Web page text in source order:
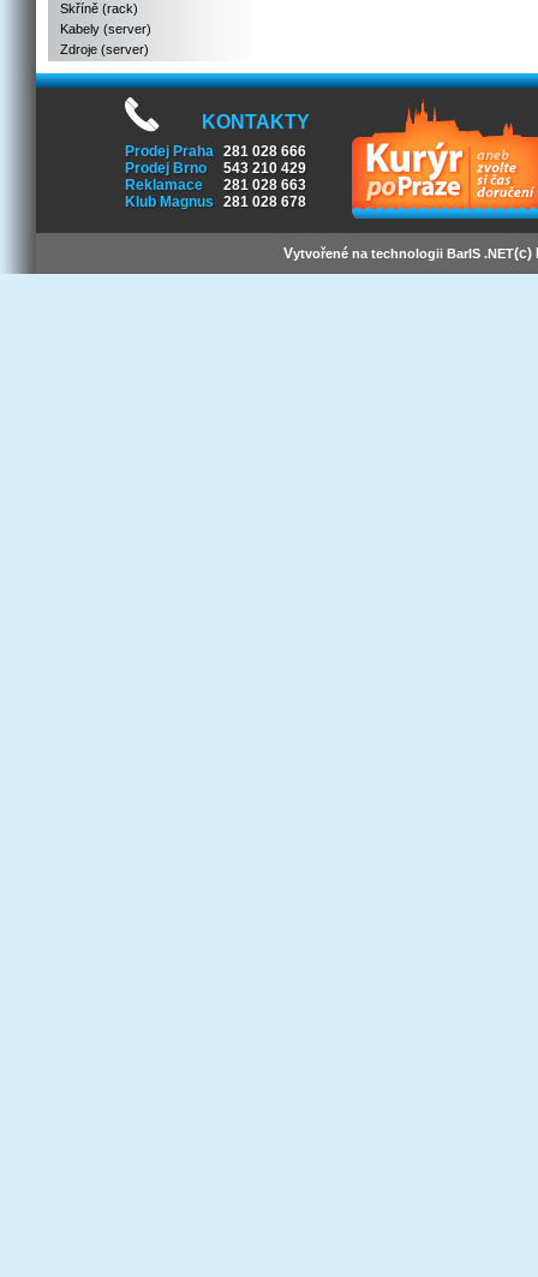
Skříně (rack)
Kabely (server)
Zdroje (server)
KONTAKTY
Prodej Praha 281 028 666
Prodej Brno
543 210 429
Reklamace
281 028 663
Klub Magnus
281 028 678
Vytvořené na technologii BarIS .NET(c)